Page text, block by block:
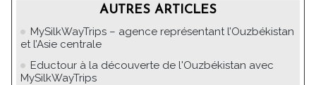
AUTRES ARTICLES
MySilkWayTrips – agence représentant l’Ouzbékistan
et l’Asie centrale
Eductour à la découverte de l'Ouzbékistan avec
MySilkWayTrips